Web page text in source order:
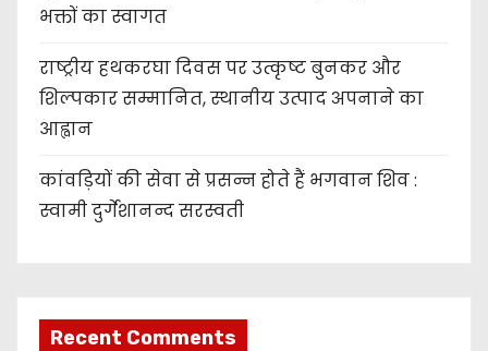
भक्तों का स्वागत
राष्ट्रीय हथकरघा दिवस पर उत्कृष्ट बुनकर और
शिल्पकार सम्मानित, स्थानीय उत्पाद अपनाने का
आह्वान
कांवड़ियों की सेवा से प्रसन्न होते हैं भगवान शिव :
स्वामी दुर्गेशानन्द सरस्वती
Recent Comments